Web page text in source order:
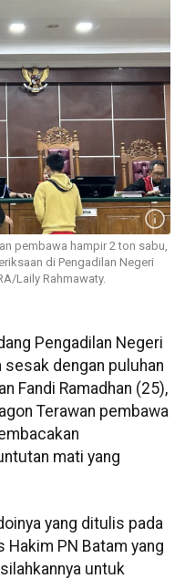
pembawa hampir 2 ton sabu,
di Pengadilan Negeri
Laily Rahmawaty.
Pengadilan Negeri
sesak dengan puluhan
Fandi Ramadhan (25),
Terawan pembawa
mati yang
yang ditulis pada
PN Batam yang
untuk